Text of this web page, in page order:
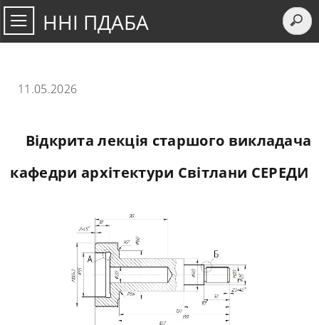
ННІ ПДАБА
11.05.2026
Відкрита лекція старшого викладача
кафедри архітектури Світлани СЕРЕДИ